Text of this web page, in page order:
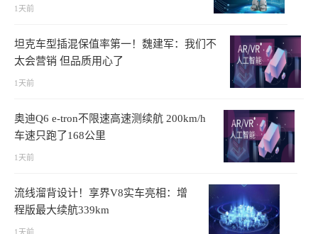
1天前
坦克车型插混保值率第一！魏建军：我们不
太会营销 但品质用心了
1天前
奥迪Q6 e-tron不限速高速测续航 200km/h
车速只跑了168公里
1天前
流线溜背设计！享界V8实车亮相：增
程版最大续航339km
1天前